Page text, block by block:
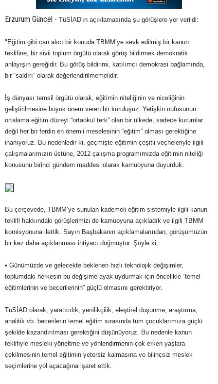
Erzurum Güncel - TüSİAD'ın açıklamasında şu görüşlere yer verildi:
"Eğitim gibi can alıcı bir konuda TBMM’ye sevk edilmiş bir kanun
teklifine, bir sivil toplum örgütü olarak görüş bildirmek demokratik
anlayışın gereğidir. Bu görüş bildirimi, katılımcı demokrasi bağlamında,
bir “saldırı” olarak değerlendirilmemelidir.
İş dünyası temsil örgütü olarak, eğitimin niteliğinin ve niceliğinin
geliştirilmesine büyük önem veren bir kuruluşuz. Yetişkin nüfusunun
ortalama eğitim düzeyi “ortaokul terk” olan bir ülkede, sadece kurumlar
değil her bir ferdin en önemli meselesinin “eğitim” olması gerektiğine
inanıyoruz. Bu nedenledir ki, geçmişte eğitimin çeşitli veçheleriyle ilgili
çalışmalarımızın üstüne, 2012 çalışma programımızda eğitimin niteliği
konusunu birinci gündem maddesi olarak kamuoyuna duyurduk.
Bu çerçevede, TBMM’ye sunulan kademeli eğitim sistemiyle ilgili kanun
teklifi hakkındaki görüşlerimizi de kamuoyuna açıkladık ve ilgili TBMM
komisyonuna ilettik. Sayın Başbakanın açıklamalarından, görüşümüzün
bir kez daha açıklanması ihtiyacı doğmuştur. Şöyle ki;
• Günümüzde ve gelecekte beklenen hızlı teknolojik değişimler,
toplumdaki herkesin bu değişime ayak uydurmak için öncelikle “temel
eğitimlerinin ve becerilerinin” güçlü olmasını gerektiriyor.
TüSİAD olarak, yaratıcılık, yenilikçilik, eleştirel düşünme, araştırma,
analitik vb. becerilerin temel eğitim sırasında tüm çocuklarımıza güçlü
şekilde kazandırılması gerektiğini düşünüyoruz. Bu nedenle kanun
teklifiyle mesleki yöneltme ve yönlendirmenin çok erken yaşlara
çekilmesinin temel eğitimin yetersiz kalmasına ve bilinçsiz meslek
seçimlerine yol açacağına işaret ettik.